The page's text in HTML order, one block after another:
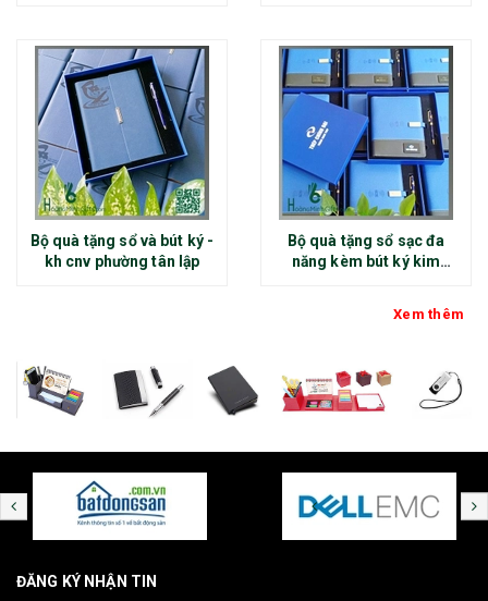
Bộ quà tặng sổ và bút ký -
kh cnv phường tân lập
Bộ quà tặng sổ sạc đa
năng kèm bút ký kim
Xem thêm
ĐĂNG KÝ NHẬN TIN